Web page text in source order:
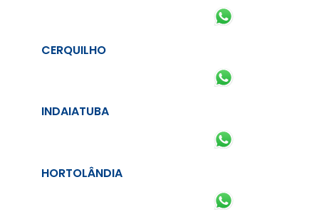
CERQUILHO
INDAIATUBA
HORTOLÂNDIA